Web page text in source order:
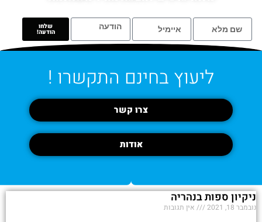
שלחו
הודעה!
ליעוץ בחינם התקשרו !
צרו קשר
אודות
ניקיון ספות בנהריה
נובמבר 18, 2021
אין תגובות